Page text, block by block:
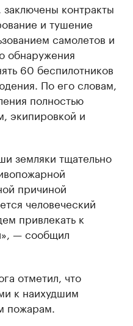
контракты
и тушение
самолетов и
обнаружения
60 беспилотников
По его словам,
полностью
экипировкой и
земляки тщательно
причиной
человеческий
привлекать к
— сообщил
отметил, что
к наихудшим
пожарам.